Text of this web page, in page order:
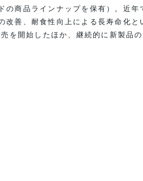
の商品ラインナップを保有）。近年
改善、耐食性向上による長寿命化と
を開始したほか、継続的に新製品の